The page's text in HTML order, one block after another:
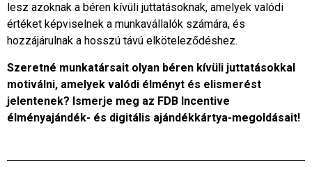
lesz azoknak a béren kívüli juttatásoknak, amelyek valódi
értéket képviselnek a munkavállalók számára, és
hozzájárulnak a hosszú távú elköteleződéshez.
Szeretné munkatársait olyan béren kívüli juttatásokkal
motiválni, amelyek valódi élményt és elismerést
jelentenek? Ismerje meg az FDB Incentive
élményajándék- és digitális ajándékkártya-megoldásait!